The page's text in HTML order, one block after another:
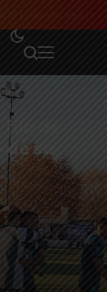
de
su